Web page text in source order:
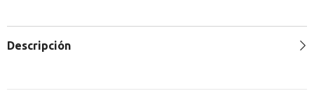
Descripción